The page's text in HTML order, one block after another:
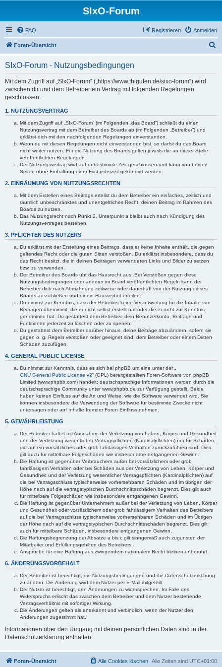
SIxO-Forum
FAQ Anmelden
Registrieren
Foren-Übersicht
SIxO-Forum - Nutzungsbedingungen
Mit dem Zugriff auf „SIxO-Forum“ („https://www.thiguten.de/sixo-forum“) wird
zwischen dir und dem Betreiber ein Vertrag mit folgenden Regelungen
geschlossen:
1. NUTZUNGSVERTRAG
Mit dem Zugriff auf „SIxO-Forum“ (im Folgenden „das Board“) schließt du einen
Nutzungsvertrag mit dem Betreiber des Boards ab (im Folgenden „Betreiber“) und
erklärst dich mit den nachfolgenden Regelungen einverstanden.
Wenn du mit diesen Regelungen nicht einverstanden bist, so darfst du das Board
nicht weiter nutzen. Für die Nutzung des Boards gelten jeweils die an dieser Stelle
veröffentlichten Regelungen.
Der Nutzungsvertrag wird auf unbestimmte Zeit geschlossen und kann von beiden
Seiten ohne Einhaltung einer Frist jederzeit gekündigt werden.
2. EINRÄUMUNG VON NUTZUNGSRECHTEN
Mit dem Erstellen eines Beitrags erteilst du dem Betreiber ein einfaches, zeitlich und
räumlich unbeschränktes und unentgeltliches Recht, deinen Beitrag im Rahmen des
Boards zu nutzen.
Das Nutzungsrecht nach Punkt 2, Unterpunkt a bleibt auch nach Kündigung des
Nutzungsvertrages bestehen.
3. PFLICHTEN DES NUTZERS
Du erklärst mit der Erstellung eines Beitrags, dass er keine Inhalte enthält, die gegen
geltendes Recht oder die guten Sitten verstoßen. Du erklärst insbesondere, dass du
das Recht besitzt, die in deinen Beiträgen verwendeten Links und Bilder zu setzen
bzw. zu verwenden.
Der Betreiber des Boards übt das Hausrecht aus. Bei Verstößen gegen diese
Nutzungsbedingungen oder anderer im Board veröffentlichten Regeln kann der
Betreiber dich nach Abmahnung zeitweise oder dauerhaft von der Nutzung dieses
Boards ausschließen und dir ein Hausverbot erteilen.
Du nimmst zur Kenntnis, dass der Betreiber keine Verantwortung für die Inhalte von
Beiträgen übernimmt, die er nicht selbst erstellt hat oder die er nicht zur Kenntnis
genommen hat. Du gestattest dem Betreiber, dein Benutzerkonto, Beiträge und
Funktionen jederzeit zu löschen oder zu sperren.
Du gestattest dem Betreiber darüber hinaus, deine Beiträge abzuändern, sofern sie
gegen o. g. Regeln verstoßen oder geeignet sind, dem Betreiber oder einem Dritten
Schaden zuzufügen.
4. GENERAL PUBLIC LICENSE
Du nimmst zur Kenntnis, dass es sich bei phpBB um eine unter der „
GNU General Public License v2“ (GPL) bereitgestellten Foren-Software von phpBB
Limited (www.phpbb.com) handelt; deutschsprachige Informationen werden durch die
deutschsprachige Community unter www.phpbb.de zur Verfügung gestellt. Beide
haben keinen Einfluss auf die Art und Weise, wie die Software verwendet wird. Sie
können insbesondere die Verwendung der Software für bestimmte Zwecke nicht
untersagen oder auf Inhalte fremder Foren Einfluss nehmen.
5. GEWÄHRLEISTUNG
Der Betreiber haftet mit Ausnahme der Verletzung von Leben, Körper und Gesundheit
und der Verletzung wesentlicher Vertragspflichten (Kardinalpflichten) nur für Schäden,
die auf ein vorsätzliches oder grob fahrlässiges Verhalten zurückzuführen sind. Dies
gilt auch für mittelbare Folgeschäden wie insbesondere entgangenen Gewinn.
Die Haftung ist gegenüber Verbrauchern außer bei vorsätzlichem oder grob
fahrlässigem Verhalten oder bei Schäden aus der Verletzung von Leben, Körper und
Gesundheit und der Verletzung wesentlicher Vertragspflichten (Kardinalpflichten) auf
die bei Vertragsschluss typischerweise vorhersehbaren Schäden und im übrigen der
Höhe nach auf die vertragstypischen Durchschnittsschäden begrenzt. Dies gilt auch
für mittelbare Folgeschäden wie insbesondere entgangenen Gewinn.
Die Haftung ist gegenüber Unternehmern außer bei der Verletzung von Leben, Körper
und Gesundheit oder vorsätzlichem oder grob fahrlässigem Verhalten des Betreibers
auf die bei Vertragsschluss typischerweise vorhersehbaren Schäden und im Übrigen
der Höhe nach auf die vertragstypischen Durchschnittsschäden begrenzt. Dies gilt
auch für mittelbare Schäden, insbesondere entgangenen Gewinn.
Die Haftungsbegrenzung der Absätze a bis c gilt sinngemäß auch zugunsten der
Mitarbeiter und Erfüllungsgehilfen des Betreibers.
Ansprüche für eine Haftung aus zwingendem nationalem Recht bleiben unberührt.
6. ÄNDERUNGSVORBEHALT
Der Betreiber ist berechtigt, die Nutzungsbedingungen und die Datenschutzerklärung
zu ändern. Die Änderung wird dem Nutzer per E-Mail mitgeteilt.
Der Nutzer ist berechtigt, den Änderungen zu widersprechen. Im Falle des
Widerspruchs erlischt das zwischen dem Betreiber und dem Nutzer bestehende
Vertragsverhältnis mit sofortiger Wirkung.
Die Änderungen gelten als anerkannt und verbindlich, wenn der Nutzer den
Änderungen zugestimmt hat.
Informationen über den Umgang mit deinen persönlichen Daten sind in der
Datenschutzerklärung enthalten.
Foren-Übersicht Alle Zeiten sind UTC+01:00
Alle Cookies löschen